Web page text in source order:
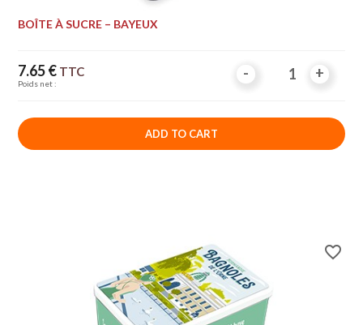
BOÎTE À SUCRE – BAYEUX
Price
7.65 € TTC
Poids net :
- +
- +
ADD TO CART
favorite_border